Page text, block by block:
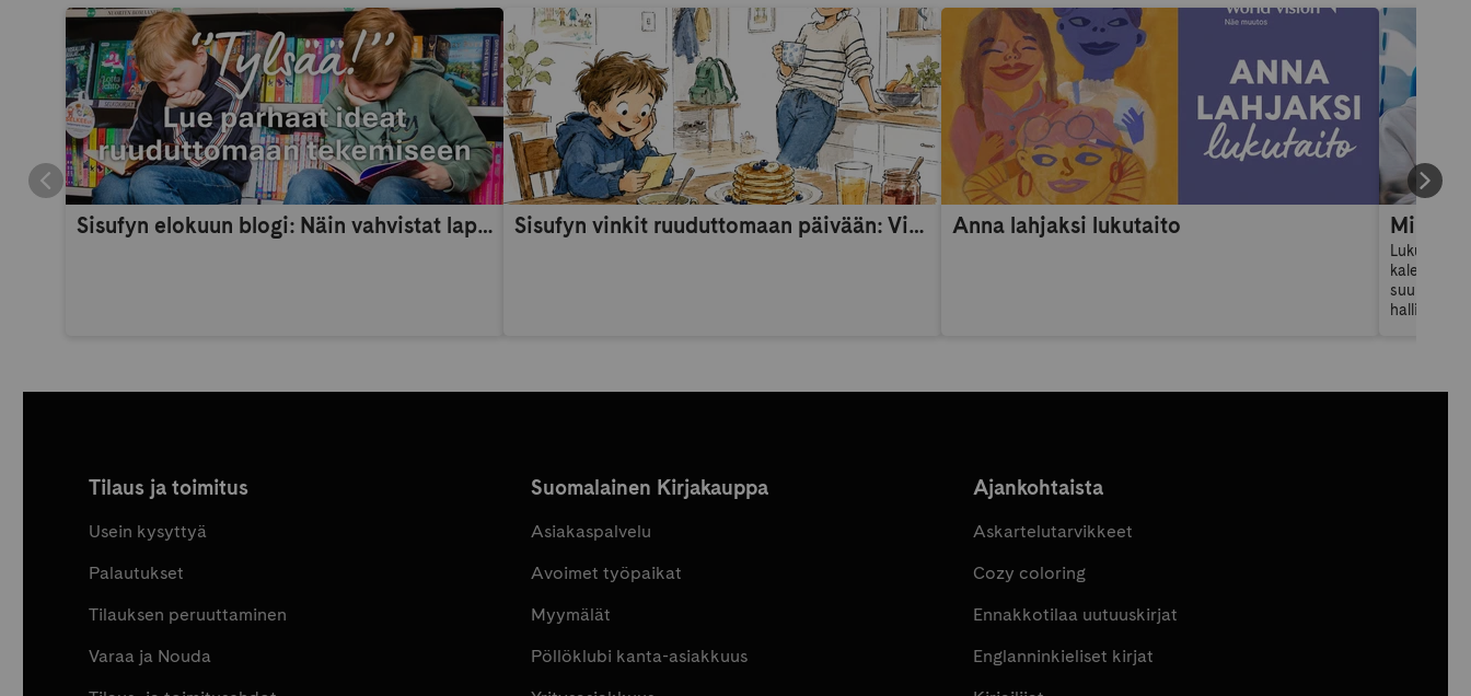
Sisufyn elokuun blogi: Näin vahvistat lapsen itsetuntoa someaikana Sisufyn vinkit ruuduttomaan päivään: Vinkki 9 Anna lahjaksi lukutaito
kalenteri:
Tilaus ja toimitus
Usein kysyttyä
Palautukset
Tilauksen peruuttaminen
Varaa ja Nouda
Suomalainen Kirjakauppa
Asiakaspalvelu
Avoimet työpaikat
Myymälät
Pöllöklubi kanta-asiakkuus
Ajankohtaista
Askartelutarvikkeet
Cozy coloring
Ennakkotilaa uutuuskirjat
Englanninkieliset kirjat